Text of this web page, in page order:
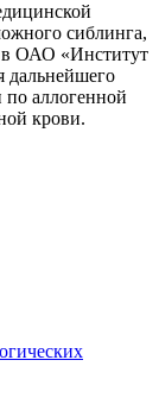
сиблинга,
в ОАО «Институт
дальнейшего
по аллогенной
крови.